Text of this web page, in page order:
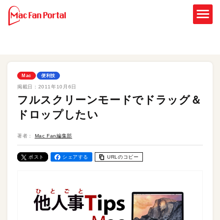
Mac 便利技
掲載日： 2011年10月6日
フルスクリーンモードでドラッグ＆
ドロップしたい
著者： Mac Fan編集部
ポスト シェアする URLのコピー